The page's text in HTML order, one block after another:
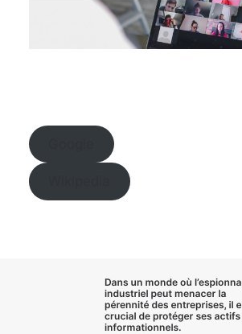
Dans un monde où l’
industriel peut menacer la
pérennité des entreprises, il
crucial de protéger ses actifs
informationnels.